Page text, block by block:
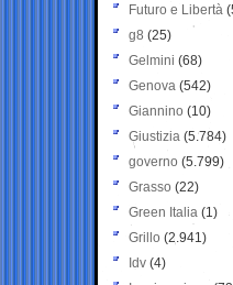
Futuro e Libertà
g8 (25)
Gelmini (68)
Genova (542)
Giannino (10)
Giustizia (5.784)
governo (5.799)
Grasso (22)
Green Italia (1)
Grillo (2.941)
Idv (4)